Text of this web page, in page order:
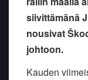
siivittämänä
nousivat
johtoon.
Kauden